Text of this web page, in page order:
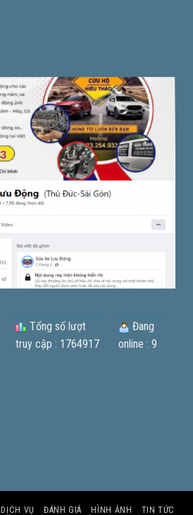
Tổng số lượt
truy cập : 1764917
Đang
online : 9
DỊCH VỤ ĐÁNH GIÁ HÌNH ẢNH
TIN TỨC